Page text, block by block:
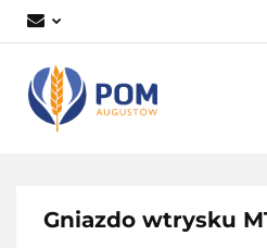
Gniazdo wtrysku